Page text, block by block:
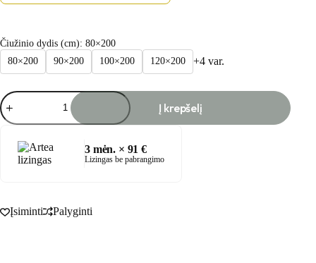
Čiužinio dydis (cm): 80×200
80×200
90×200 100×200 120×200 +4 var.
produkto
kiekis:
LATEX
Į krepšelį
3mėn. × 91€
Lizingas be pabrangimo
Įsiminti Palyginti